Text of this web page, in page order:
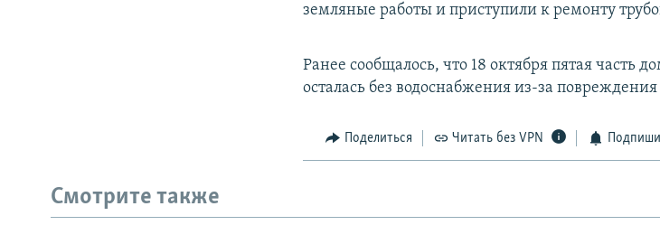
земляные работы и приступили к ремонту
Ранее сообщалось, что 18 октября пятая часть
осталась без водоснабжения из-за повреждения
Поделиться Читать без VPN
Смотрите также